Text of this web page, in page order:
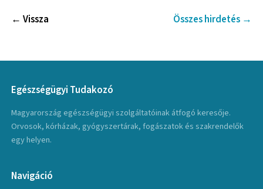
← Vissza Összes hirdetés →
Egészségügyi Tudakozó
Magyarország egészségügyi szolgáltatóinak átfogó keresője.
Orvosok, kórházak, gyógyszertárak, fogászatok és szakrendelők
egy helyen.
Navigáció